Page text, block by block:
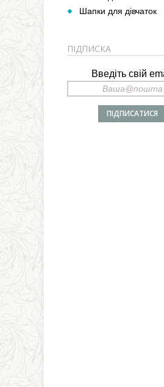
Шапки для дівчаток
ПІДПИСКА
Введіть свій